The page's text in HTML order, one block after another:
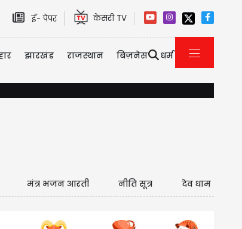
ई- पेपर केसरी TV
झारखंड राजस्थान बिज़नेस धर्म
मंत्र भजन आरती नीति सूत्र देव धाम